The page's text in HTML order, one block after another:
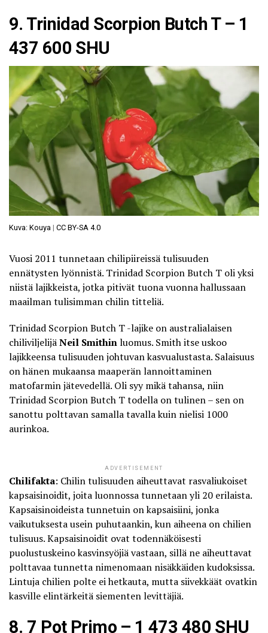
9. Trinidad Scorpion Butch T – 1
437 600 SHU
Kuva: Kouya | CC BY-SA 4.0
Vuosi 2011 tunnetaan chilipiireissä tulisuuden
ennätysten lyönnistä. Trinidad Scorpion Butch T oli yksi
niistä lajikkeista, jotka pitivät tuona vuonna hallussaan
maailman tulisimman chilin titteliä.
Trinidad Scorpion Butch T -lajike on australialaisen
chiliviljelijäNeil Smithinluomus. Smith itse uskoo
lajikkeensa tulisuuden johtuvan kasvualustasta. Salaisuus
on hänen mukaansa maaperän lannoittaminen
matofarmin jätevedellä. Oli syy mikä tahansa, niin
Trinidad Scorpion Butch T todella on tulinen – sen on
sanottu polttavan samalla tavalla kuin nielisi 1000
aurinkoa.
ADVERTISEMENT
Chilifakta: Chilin tulisuuden aiheuttavat rasvaliukoiset
kapsaisinoidit, joita luonnossa tunnetaan yli 20 erilaista.
Kapsaisinoideista tunnetuin on kapsaisiini, jonka
vaikutuksesta usein puhutaankin, kun aiheena on chilien
tulisuus. Kapsaisinoidit ovat todennäköisesti
puolustuskeino kasvinsyöjiä vastaan, sillä ne aiheuttavat
polttavaa tunnetta nimenomaan nisäkkäiden kudoksissa.
Lintuja chilien polte ei hetkauta, mutta siivekkäät ovatkin
kasville elintärkeitä siementen levittäjiä.
8. 7 Pot Primo – 1 473 480 SHU